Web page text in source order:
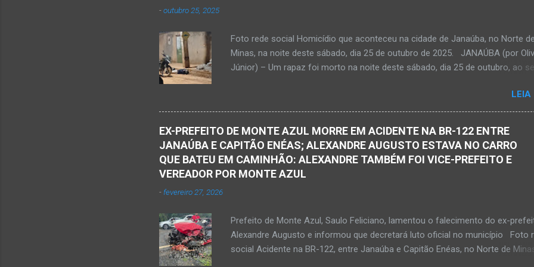
desde quando nasceu. Que o Nosso Senhor acolhe o Kemio nessa partida
Que o Nosso Senhor dê forças ao colega Sílvio da Silva, à amiga Rose e a...
-outubro 25, 2025
Foto rede social Homicídio que aconteceu na cidade de Janaúba, no Norte
Minas, na noite deste sábado, dia 25 de outubro de 2025. JANAÚBA (por
Júnior) – Um rapaz foi morto na noite deste sábado, dia 25 de outubro, ao
Caldas, bairro Boa Vista, região Norte da cidade de Janaúba, situada na
Serra Geral, no Norte de Minas. O caso foi registrado tanto pelo 51º
Polícia Militar de Janaúba quanto pela 3ª Delegacia Regional da Polícia Civil de
Janaúba. Henrique Pereira Gomes, de 27 anos de idade, foi encontrado
no chão. Ele teria sido alvo de disparos fatais. Um dos tiros acertou o tórax
vítima. Henrique não resistiu e foi a óbito no local desse crime violento.
LEIA
EX-PREFEITO DE MONTE AZUL MORRE EM ACIDENTE NA BR-122 ENTRE
JANAÚBA E CAPITÃO ENÉAS; ALEXANDRE AUGUSTO ESTAVA NO CARRO
QUE BATEU EM CAMINHÃO: ALEXANDRE TAMBÉM FOI VICE-PREFEITO E
VEREADOR POR MONTE AZUL
- fevereiro 27, 2026
Prefeito de Monte Azul, Saulo Feliciano, lamentou o falecimento do ex-
Alexandre Augusto e informou que decretará luto oficial no município Foto
social Acidente na BR-122, entre Janaúba e Capitão Enéas, no Norte de